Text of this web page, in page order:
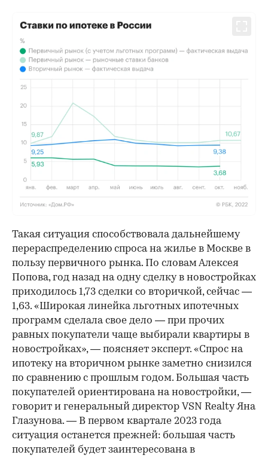
Такая ситуация способствовала дальнейшему
перераспределению спроса на жилье в Москве в
пользу первичного рынка. По словам Алексея
Попова, год назад на одну сделку в новостройках
приходилось 1,73 сделки со вторичкой, сейчас —
1,63. «Широкая линейка льготных ипотечных
программ сделала свое дело — при прочих
равных покупатели чаще выбирали квартиры в
новостройках», — поясняет эксперт. «Спрос на
ипотеку на вторичном рынке заметно снизился
по сравнению с прошлым годом. Большая часть
покупателей ориентирована на новостройки, —
говорит и генеральный директор VSN Realty Яна
Глазунова. — В первом квартале 2023 года
ситуация останется прежней: большая часть
покупателей будет заинтересована в